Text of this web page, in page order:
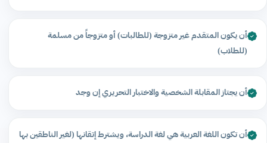
أن يكون المتقدم غير متزوجة (للطالبات) أو متزوجاً من مسلمة
(للطلاب)
أن يجتاز المقابلة الشخصية والاختبار التحريري إن وجد
أن تكون اللغة العربية هي لغة الدراسة، ويشترط إتقانها (لغير الناطقين بها